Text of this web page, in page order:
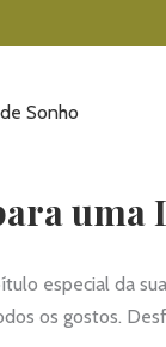
uma
especial da
os gostos.